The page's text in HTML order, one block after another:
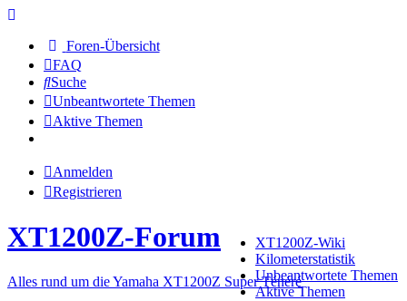
Foren-Übersicht
FAQ
Suche
Unbeantwortete Themen
Aktive Themen
Anmelden
Registrieren
XT1200Z-Wiki
Kilometerstatistik
Unbeantwortete Themen
Aktive Themen
XT1200Z-Forum
Alles rund um die Yamaha XT1200Z Super Ténéré